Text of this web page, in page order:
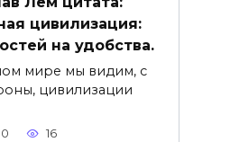
цивилизация:
на удобства.
мире мы видим, с
цивилизации
0 16